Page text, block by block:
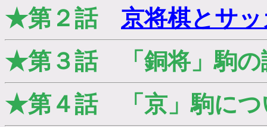
★第２話 京将棋とサ
★第３話 「銅将」駒の
★第４話 「京」駒につ